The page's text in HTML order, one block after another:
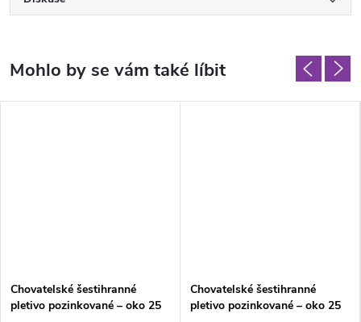
Chovatelské šestihranné
pletivo pozinkované – oko 25
Chovatelské šestihranné
pletivo pozinkované – oko 25